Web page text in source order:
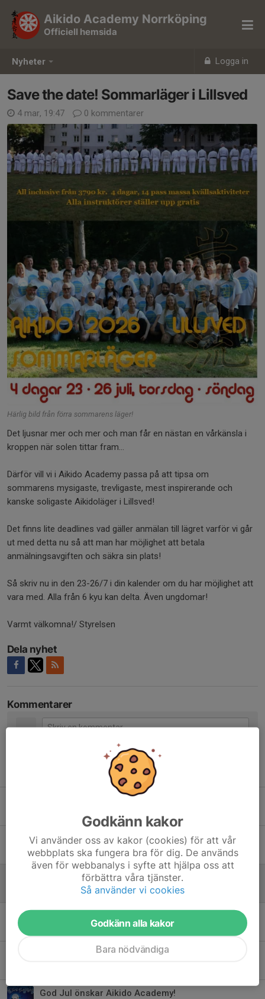
Nyheter Logga in
Aikido Academy Norrköping
Officiell hemsida
Save the date! Sommarläger i Lillsved
4 mar, 19:47 0 kommentarer
Härlig bild från förra sommarens läger!
Det ljusnar mer och mer och man får en nästan en vårkänsla i
kroppen när solen tittar fram…
Därför vill vi i Aikido Academy passa på att tipsa om
sommarens mysigaste, trevligaste, mest inspirerande och
kanske soligaste Aikidoläger i Lillsved!
Det finns lite deadlines vad gäller anmälan till lägret varför vi går
ut med detta nu så att man har möjlighet att betala
anmälningsavgiften och säkra sin plats!
Så skriv nu in den 23-26/7 i din kalender om du har möjlighet att
vara med. Alla från 6 kyu kan delta. Även ungdomar!
Varmt välkomna!/ Styrelsen
Dela nyhet
Kommentarer
Trevlig Valborg och en fin första maj!
GLAD PÅSK!
3 apr, 23:11 0
Save the date! Sommarläger i Lillsved
4 mar, 19:47 0
11 feb, 09:48 0
Välkomna till årets första träningspass!
God Jul önskar Aikido Academy!
Godkänn kakor
Vi använder oss av kakor (cookies) för att vår
webbplats ska fungera bra för dig. De används
även för webbanalys i syfte att hjälpa oss att
förbättra våra tjänster.
Så använder vi cookies
Godkänn alla kakor
Bara nödvändiga